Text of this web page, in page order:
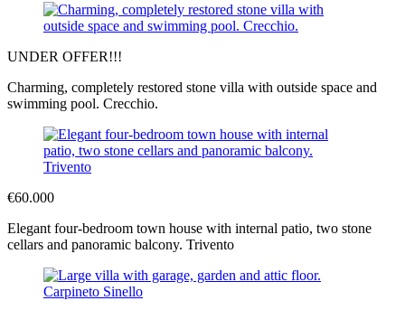
UNDER OFFER!!!
Charming, completely restored stone villa with outside space and
swimming pool. Crecchio.
€60.000
Elegant four-bedroom town house with internal patio, two stone
cellars and panoramic balcony. Trivento